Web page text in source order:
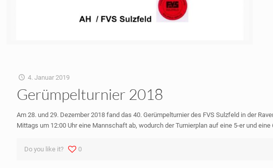
4. Januar 2019
Gerümpelturnier 2018
Am 28. und 29. Dezember 2018 fand das 40. Gerümpelturnier des FVS Sulzfeld in der
Mittags um 12:00 Uhr eine Mannschaft ab, wodurch der Turnierplan auf eine 5-er und eine
Do you like it? 0